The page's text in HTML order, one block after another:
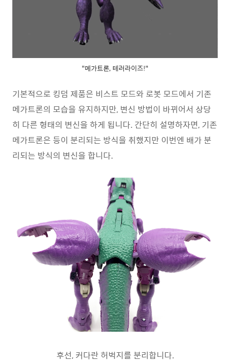
"메가트론, 테러라이즈!"
기본적으로 킹덤 제품은 비스트 모드와 로봇 모드에서 기존
메가트론의 모습을 유지하지만, 변신 방법이 바뀌어서 상당
히 다른 형태의 변신을 하게 됩니다. 간단히 설명하자면, 기존
메가트론은 등이 분리되는 방식을 취했지만 이번엔 배가 분
리되는 방식의 변신을 합니다.
후선, 커다란 허벅지를 분리합니다.